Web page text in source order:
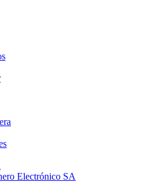
Electrónico SA